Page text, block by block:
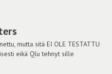
mutta sitä EI OLE TESTATTU
eikä Qlu tehnyt sille